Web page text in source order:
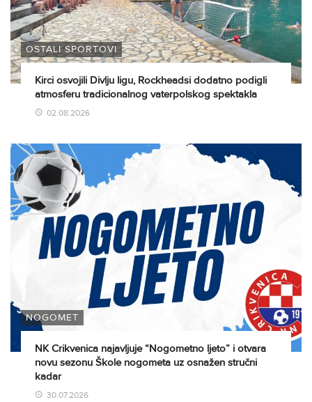
OSTALI SPORTOVI
Kirci osvojili Divlju ligu, Rockheadsi dodatno podigli
atmosferu tradicionalnog vaterpolskog spektakla
02.08.2026
NOGOMET
NK Crikvenica najavljuje “Nogometno ljeto” i otvara
novu sezonu Škole nogometa uz osnažen stručni
kadar
30.07.2026